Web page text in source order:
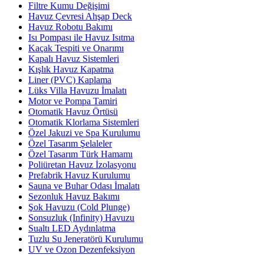
Filtre Kumu Değişimi
Havuz Çevresi Ahşap Deck
Havuz Robotu Bakımı
Isı Pompası ile Havuz Isıtma
Kaçak Tespiti ve Onarımı
Kapalı Havuz Sistemleri
Kışlık Havuz Kapatma
Liner (PVC) Kaplama
Lüks Villa Havuzu İmalatı
Motor ve Pompa Tamiri
Otomatik Havuz Örtüsü
Otomatik Klorlama Sistemleri
Özel Jakuzi ve Spa Kurulumu
Özel Tasarım Şelaleler
Özel Tasarım Türk Hamamı
Poliüretan Havuz İzolasyonu
Prefabrik Havuz Kurulumu
Sauna ve Buhar Odası İmalatı
Sezonluk Havuz Bakımı
Şok Havuzu (Cold Plunge)
Sonsuzluk (Infinity) Havuzu
Sualtı LED Aydınlatma
Tuzlu Su Jeneratörü Kurulumu
UV ve Ozon Dezenfeksiyon